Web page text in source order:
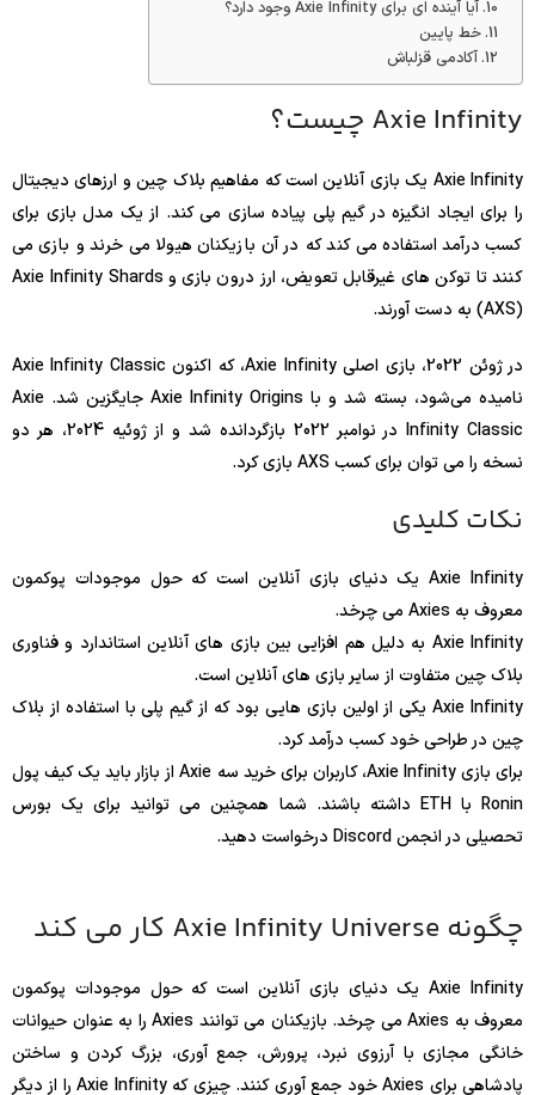
آیا آینده ای برای Axie Infinity وجود دارد؟
خط پایین
آکادمی قزلباش
Axie Infinity چیست؟
Axie Infinity یک بازی آنلاین است که مفاهیم بلاک چین و ارزهای دیجیتال
را برای ایجاد انگیزه در گیم پلی پیاده سازی می کند. از یک مدل بازی برای
کسب درآمد استفاده می کند که در آن بازیکنان هیولا می خرند و بازی می
کنند تا توکن های غیرقابل تعویض، ارز درون بازی و Axie Infinity Shards
(AXS) به دست آورند.
در ژوئن 2022، بازی اصلی Axie Infinity، که اکنون Axie Infinity Classic
نامیده می‌شود، بسته شد و با Axie Infinity Origins جایگزین شد. Axie
Infinity Classic در نوامبر 2022 بازگردانده شد و از ژوئیه 2024، هر دو
نسخه را می توان برای کسب AXS بازی کرد.
نکات کلیدی
Axie Infinity یک دنیای بازی آنلاین است که حول موجودات پوکمون
معروف به Axies می چرخد.
Axie Infinity به دلیل هم افزایی بین بازی های آنلاین استاندارد و فناوری
بلاک چین متفاوت از سایر بازی های آنلاین است.
Axie Infinity یکی از اولین بازی هایی بود که از گیم پلی با استفاده از بلاک
چین در طراحی خود کسب درآمد کرد.
برای بازی Axie Infinity، کاربران برای خرید سه Axie از بازار باید یک کیف پول
Ronin با ETH داشته باشند. شما همچنین می توانید برای یک بورس
تحصیلی در انجمن Discord درخواست دهید.
چگونه Axie Infinity Universe کار می کند
Axie Infinity یک دنیای بازی آنلاین است که حول موجودات پوکمون
معروف به Axies می چرخد. بازیکنان می توانند Axies را به عنوان حیوانات
خانگی مجازی با آرزوی نبرد، پرورش، جمع آوری، بزرگ کردن و ساختن
پادشاهی برای Axies خود جمع آوری کنند. چیزی که Axie Infinity را از دیگر